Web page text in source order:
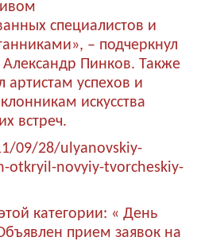
специалистов и
– подчеркнул
Пинков. Также
артистам успехов и
искусства
встреч.
09/28/ulyanovskiy-
otkryil-novyiy-tvorcheskiy-
категории: « День
прием заявок на